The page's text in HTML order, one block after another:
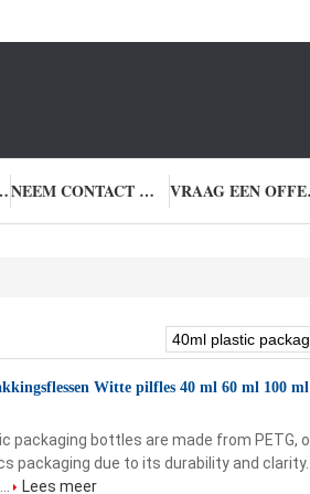
NEEM CONTACT MET ONS OP
Witte pilfles 40 ml 60 ml 100 ml
packaging bottles are made from PETG,
packaging due to its durability and
Lees meer